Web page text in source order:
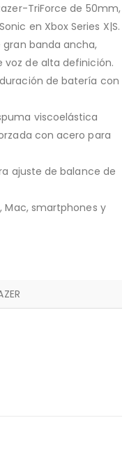
TriForce de 50mm,
en Xbox Series X|S.
gran banda ancha,
de alta definición.
de batería con
viscoelástica
con acero para
ajuste de balance de
Mac, smartphones y